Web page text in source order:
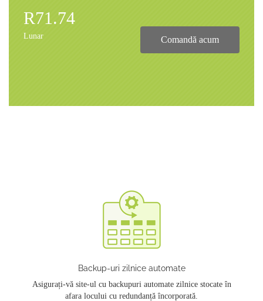
R71.74
Lunar Comandă acum
Backup-uri zilnice automate
Asigurați-vă site-ul cu backupuri automate zilnice stocate în
afara locului cu redundanță încorporată.